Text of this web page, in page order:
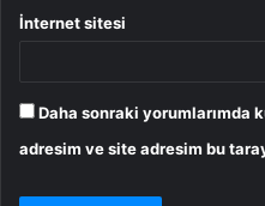
İnternet sitesi
Daha sonraki yorumlarımda
adresim ve site adresim bu